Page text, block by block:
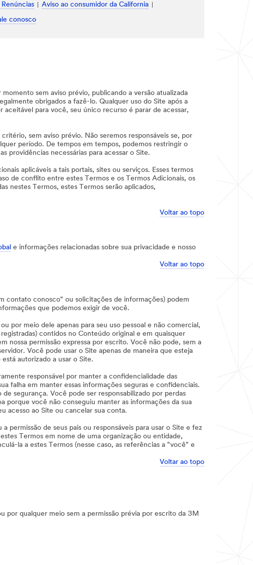
Aviso ao consumidor da California
conosco
sem aviso prévio, publicando a versão atualizada
obrigados a fazê-lo. Qualquer uso do Site após a
para você, seu único recurso é parar de acessar,
sem aviso prévio. Não seremos responsáveis se, por
período. De tempos em tempos, podemos restringir o
providências necessárias para acessar o Site.
aplicáveis a tais portais, sites ou serviços. Esses termos
de conflito entre estes Termos e os Termos Adicionais, os
nestes Termos, estes Termos serão aplicados,
Voltar ao topo
e informações relacionadas sobre sua privacidade e nosso
Voltar ao topo
contato conosco" ou solicitações de informações) podem
que podemos exigir de você.
por meio dele apenas para seu uso pessoal e não comercial,
contidos no Conteúdo original e em quaisquer
nossa permissão expressa por escrito. Você não pode, sem a
Você pode usar o Site apenas de maneira que esteja
autorizado a usar o Site.
responsável por manter a confidencialidade das
falha em manter essas informações seguras e confidenciais.
segurança. Você pode ser responsabilizado por perdas
porque você não conseguiu manter as informações da sua
acesso ao Site ou cancelar sua conta.
permissão de seus pais ou responsáveis para usar o Site e fez
Termos em nome de uma organização ou entidade,
la a estes Termos (nesse caso, as referências a "você" e
Voltar ao topo
qualquer meio sem a permissão prévia por escrito da 3M